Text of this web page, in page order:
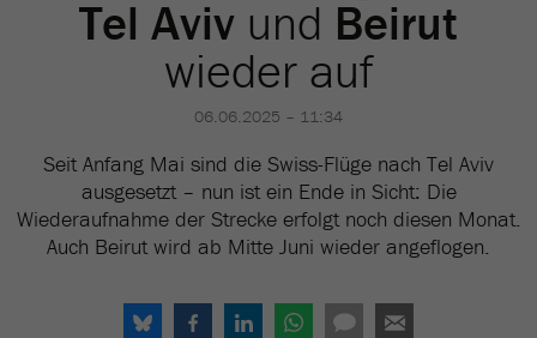
Tel Aviv und Beirut
wieder auf
06.06.2025 – 11:34
Seit Anfang Mai sind die Swiss-Flüge nach Tel Aviv
ausgesetzt – nun ist ein Ende in Sicht: Die
Wiederaufnahme der Strecke erfolgt noch diesen Monat.
Auch Beirut wird ab Mitte Juni wieder angeflogen.